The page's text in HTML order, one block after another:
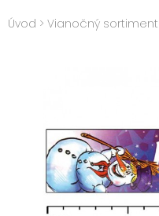
Úvod > Vianočný sortiment